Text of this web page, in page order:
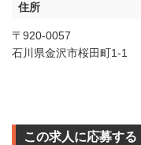
住所
〒920-0057
石川県金沢市桜田町1-1
この求人に応募する